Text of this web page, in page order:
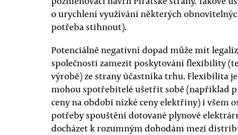
o urychlení využívání některých
potřeba stihnout).
Potenciálně negativní dopad může mít
společnosti zamezit poskytování flexibility
výrobě) ze strany účastníka trhu. Flexibilita
mohou spotřebitelé ušetřit sobě (například
ceny na období nízké ceny elektřiny) i všem
potřeby spouštění dotované plynové
docházet k rozumným dohodám mezi